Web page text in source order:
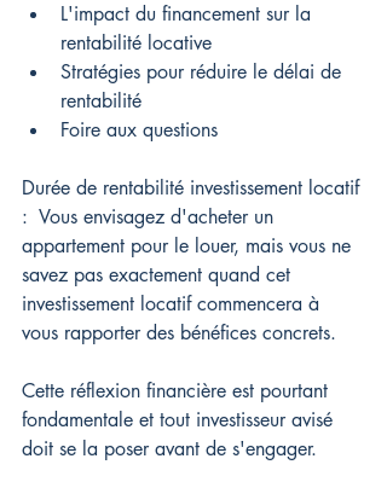
L'impact du financement sur la
rentabilité locative
Stratégies pour réduire le délai de
rentabilité
Foire aux questions
Durée de rentabilité investissement locatif
: Vous envisagez d'acheter un
appartement pour le louer, mais vous ne
savez pas exactement quand cet
investissement locatif commencera à
vous rapporter des bénéfices concrets.
Cette réflexion financière est pourtant
fondamentale et tout investisseur avisé
doit se la poser avant de s'engager.